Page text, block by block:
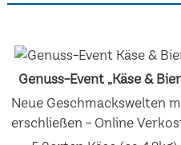
Genuss-Event „Käse &
Neue Geschmackswelten
erschließen - Online